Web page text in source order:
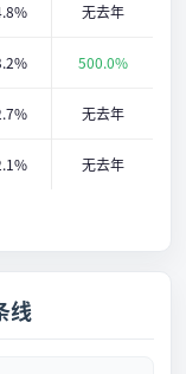
无去年
500.0%
无去年
无去年
线